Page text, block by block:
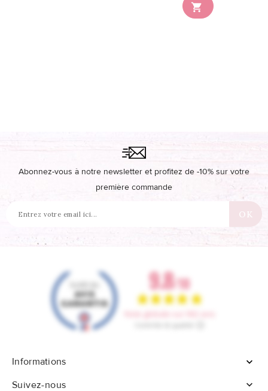

Abonnez-vous à notre newsletter et profitez de -10% sur votre
première commande
Informations

Suivez-nous
